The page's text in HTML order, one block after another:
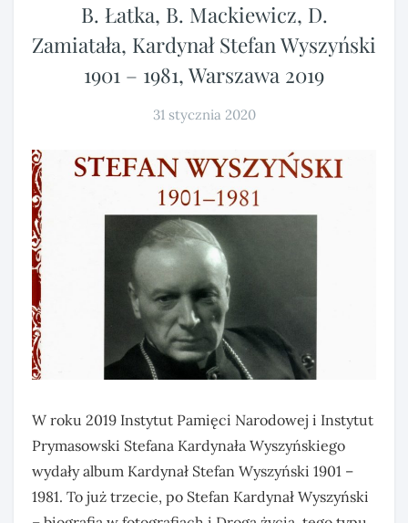
B. Łatka, B. Mackiewicz, D.
Zamiatała, Kardynał Stefan Wyszyński
1901 – 1981, Warszawa 2019
31 stycznia 2020
W roku 2019 Instytut Pamięci Narodowej i Instytut
Prymasowski Stefana Kardynała Wyszyńskiego
wydały album Kardynał Stefan Wyszyński 1901 –
1981. To już trzecie, po Stefan Kardynał Wyszyński